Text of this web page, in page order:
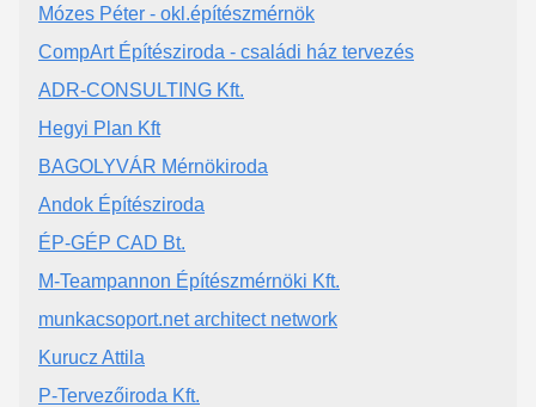
Mózes Péter - okl.építészmérnök
CompArt Építésziroda - családi ház tervezés
ADR-CONSULTING Kft.
Hegyi Plan Kft
BAGOLYVÁR Mérnökiroda
Andok Építésziroda
ÉP-GÉP CAD Bt.
M-Teampannon Építészmérnöki Kft.
munkacsoport.net architect network
Kurucz Attila
P-Tervezőiroda Kft.